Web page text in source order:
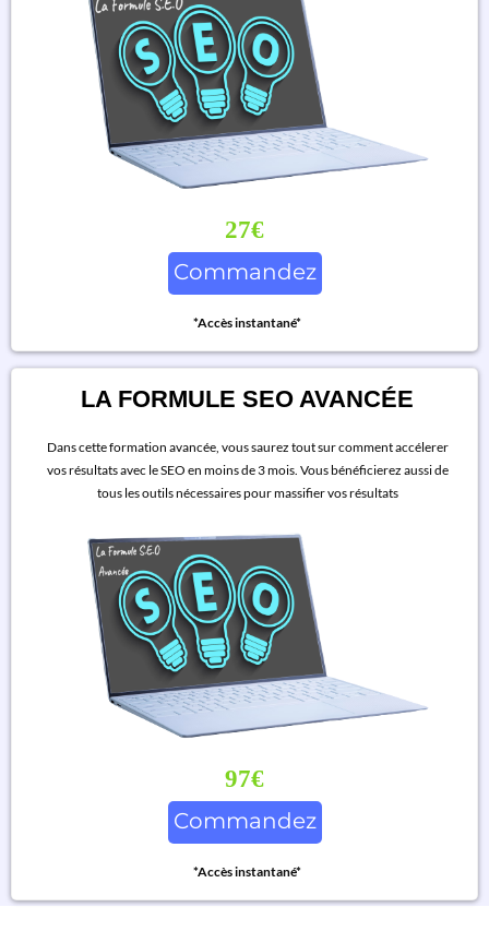
27€
Commandez
*Accès instantané*
LA FORMULE SEO AVANCÉE
Dans cette formation avancée, vous saurez tout sur comment accélerer
vos résultats avec le SEO en moins de 3 mois. Vous bénéficierez aussi de
tous les outils nécessaires pour massifier vos résultats
97€
Commandez
*Accès instantané*